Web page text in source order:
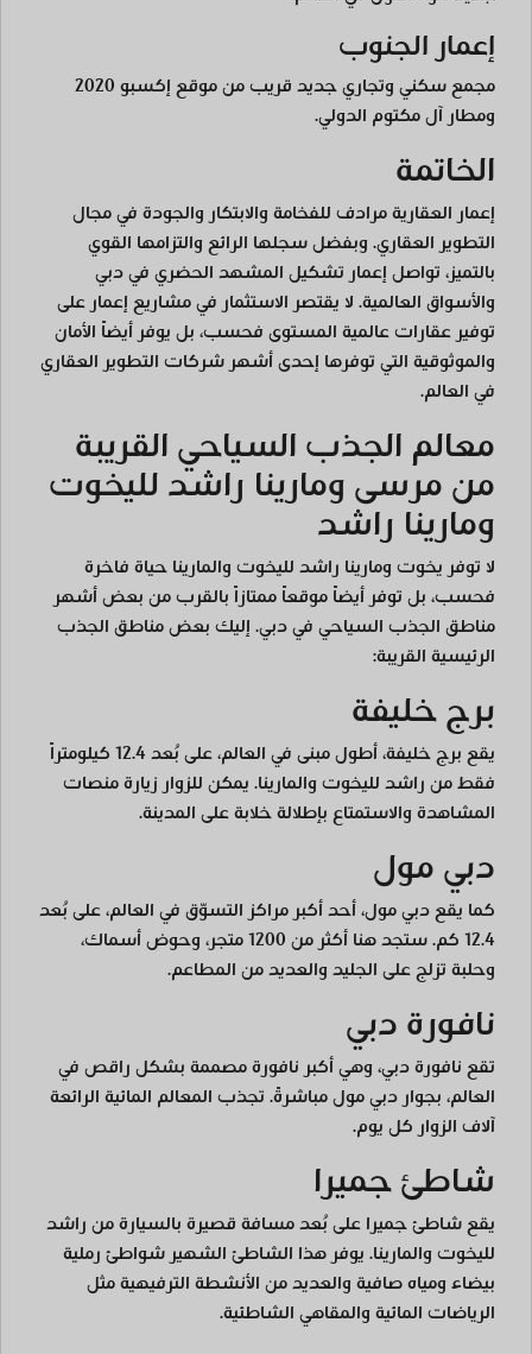
إعمار الجنوب
مجمع سكني وتجاري جديد قريب من موقع إكسبو 2020
ومطار آل مكتوم الدولي.
الخاتمة
إعمار العقارية مرادف للفخامة والابتكار والجودة في مجال
التطوير العقاري. وبفضل سجلها الرائع والتزامها القوي
بالتميز، تواصل إعمار تشكيل المشهد الحضري في دبي
والأسواق العالمية. لا يقتصر الاستثمار في مشاريع إعمار على
توفير عقارات عالمية المستوى فحسب، بل يوفر أيضاً الأمان
والموثوقية التي توفرها إحدى أشهر شركات التطوير العقاري
في العالم.
معالم الجذب السياحي القريبة
من مرسى ومارينا راشد لليخوت
ومارينا راشد
لا توفر يخوت ومارينا راشد لليخوت والمارينا حياة فاخرة
فحسب، بل توفر أيضاً موقعاً ممتازاً بالقرب من بعض أشهر
مناطق الجذب السياحي في دبي. إليك بعض مناطق الجذب
الرئيسية القريبة:
برج خليفة
يقع برج خليفة، أطول مبنى في العالم، على بُعد 12.4 كيلومتراً
فقط من راشد لليخوت والمارينا. يمكن للزوار زيارة منصات
المشاهدة والاستمتاع بإطلالة خلابة على المدينة.
دبي مول
كما يقع دبي مول، أحد أكبر مراكز التسوّق في العالم، على بُعد
12.4 كم. ستجد هنا أكثر من 1200 متجر، وحوض أسماك،
وحلبة تزلج على الجليد والعديد من المطاعم.
نافورة دبي
تقع نافورة دبي، وهي أكبر نافورة مصممة بشكل راقص في
العالم، بجوار دبي مول مباشرةً. تجذب المعالم المائية الرائعة
آلاف الزوار كل يوم.
شاطئ جميرا
يقع شاطئ جميرا على بُعد مسافة قصيرة بالسيارة من راشد
لليخوت والمارينا. يوفر هذا الشاطئ الشهير شواطئ رملية
بيضاء ومياه صافية والعديد من الأنشطة الترفيهية مثل
الرياضات المائية والمقاهي الشاطئية.